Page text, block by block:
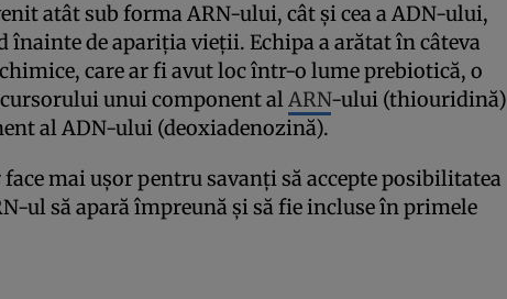
atât sub forma ARN-ului, cât şi cea a ADN-ului,
înainte de apariţia vieţii. Echipa a arătat în câteva
care ar fi avut loc într-o lume prebiotică, o
unui component alARN-ului (thiouridină)
al ADN-ului (deoxiadenozină).
face mai uşor pentru savanţi să accepte posibilitatea
ul să apară împreună şi să fie incluse în primele